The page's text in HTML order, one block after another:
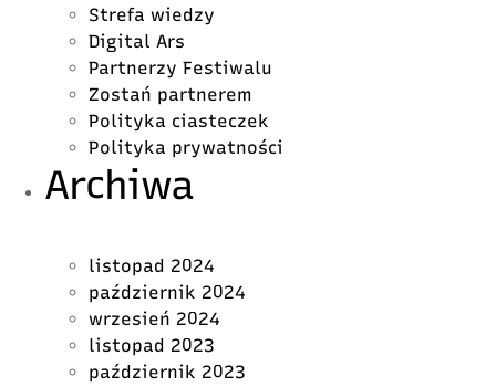
Strefa wiedzy
Digital Ars
Partnerzy Festiwalu
Zostań partnerem
Polityka ciasteczek
Polityka prywatności
Archiwa
listopad 2024
październik 2024
wrzesień 2024
listopad 2023
październik 2023